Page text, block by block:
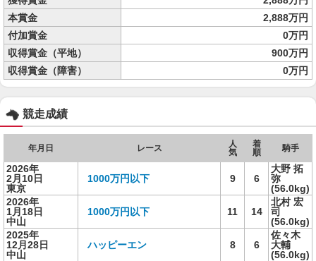
本賞金
2,888万円
付加賞金
0万円
収得賞金（平地）
900万円
収得賞金（障害）
0万円
競走成績
年月日 レース
人
気
着
順
騎手
2026年
2月10日
東京
1000万円以下 9 6
大野 拓
弥
(56.0kg)
2026年
1月18日
中山
1000万円以下 11 14
北村 宏
司
(56.0kg)
2025年
12月28日
中山
ハッピーエン 8 6
佐々木
大輔
(56.0kg)